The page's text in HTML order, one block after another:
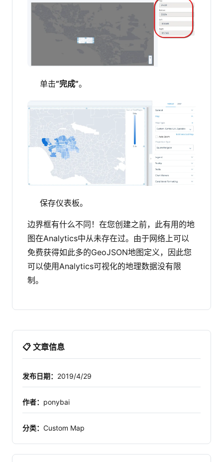
单击“完成”。
保存仪表板。
边界框有什么不同！在您创建之前，此有用的地
图在Analytics中从未存在过。由于网络上可以
免费获得如此多的GeoJSON地图定义，因此您
可以使用Analytics可视化的地理数据没有限
制。
📋 文章信息
发布日期： 2019/4/29
作者： ponybai
分类： Custom Map